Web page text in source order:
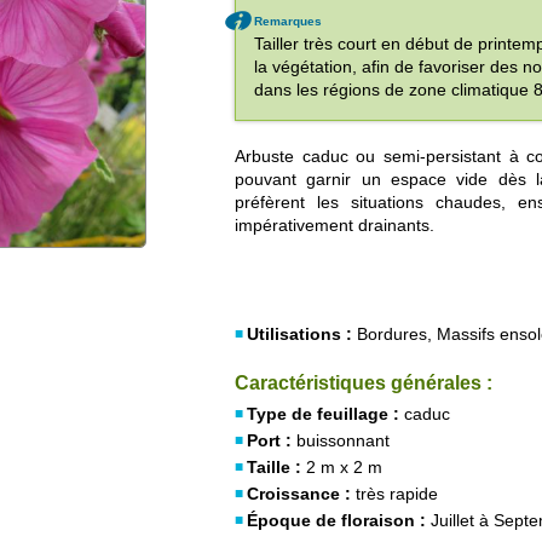
Remarques
Tailler très court en début de
la végétation, afin de favoriser des
dans les régions de zone climatique
Arbuste caduc ou semi-persistant à
pouvant garnir un espace vide dès
préfèrent les situations chaudes,
impérativement drainants.
Utilisations : Bordures, Massifs
Caractéristiques générales :
Type de feuillage : caduc
Port : buissonnant
Taille : 2 m x 2 m
Croissance : très rapide
Époque de floraison : Juillet à